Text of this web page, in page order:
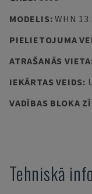
MODELIS:WHN
PIELIETOJUMA
ATRAŠANĀS VIETA
IEKĀRTAS VEIDS:
VADĪBAS BLOKA
Tehniskā